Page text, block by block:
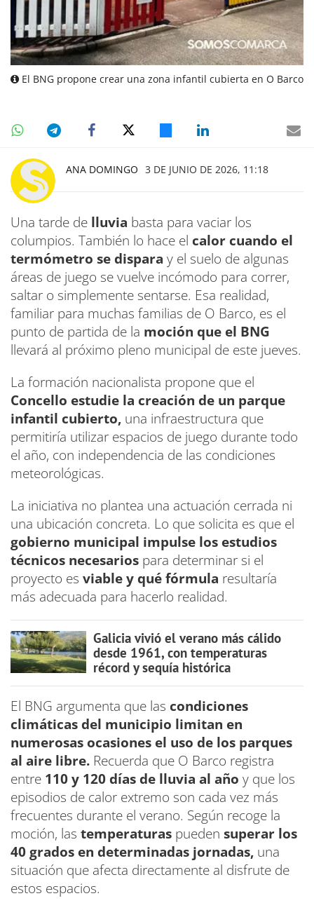
El BNG propone crear una zona infantil cubierta en O Barco
ANA DOMINGO 3 DE JUNIO DE 2026, 11:18
Una tarde de lluvia basta para vaciar los
columpios. También lo hace el calor cuando el
termómetro se dispara y el suelo de algunas
áreas de juego se vuelve incómodo para correr,
saltar o simplemente sentarse. Esa realidad,
familiar para muchas familias de O Barco, es el
punto de partida de la moción que el BNG
llevará al próximo pleno municipal de este jueves.
La formación nacionalista propone que el
Concello estudie la creación de un parque
infantil cubierto, una infraestructura que
permitiría utilizar espacios de juego durante todo
el año, con independencia de las condiciones
meteorológicas.
La iniciativa no plantea una actuación cerrada ni
una ubicación concreta. Lo que solicita es que el
gobierno municipal impulse los estudios
técnicos necesarios para determinar si el
proyecto es viable y qué fórmula resultaría
más adecuada para hacerlo realidad.
Galicia vivió el verano más cálido
desde 1961, con temperaturas
récord y sequía histórica
El BNG argumenta que las condiciones
climáticas del municipio limitan en
numerosas ocasiones el uso de los parques
al aire libre. Recuerda que O Barco registra
entre 110 y 120 días de lluvia al año y que los
episodios de calor extremo son cada vez más
frecuentes durante el verano. Según recoge la
moción, las temperaturas pueden superar los
40 grados en determinadas jornadas, una
situación que afecta directamente al disfrute de
estos espacios.